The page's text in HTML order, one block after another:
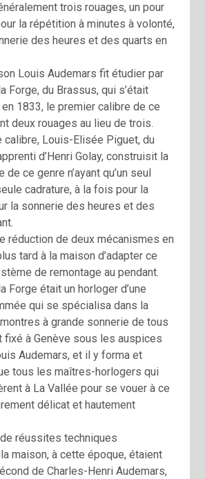
trois rouages, un pour
la répétition à minutes à volonté,
des heures et des quarts en
Louis Audemars fit étudier par
Forge, du Brassus, qui s’était
1833, le premier calibre de ce
deux rouages au lieu de trois.
calibre, Louis-Elisée Piguet, du
d’Henri Golay, construisit la
ce genre n’ayant qu’un seul
cadrature, à la fois pour la
la sonnerie des heures et des
réduction de deux mécanismes en
tard à la maison d’adapter ce
de remontage au pendant.
Forge était un horloger d’une
qui se spécialisa dans la
à grande sonnerie de tous
fixé à Genève sous les auspices
Audemars, et il y forma et
tous les maîtres-horlogers qui
à La Vallée pour se vouer à ce
délicat et hautement
réussites techniques
maison, à cette époque, étaient
de Charles-Henri Audemars,